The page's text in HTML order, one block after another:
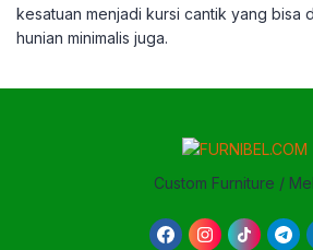
kesatuan menjadi kursi cantik yang bisa
hunian minimalis juga.
Custom Furniture /